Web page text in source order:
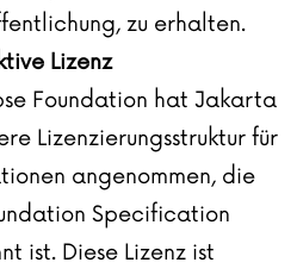
zu erhalten.
Lizenz
Foundation hat Jakarta
Lizenzierungsstruktur für
angenommen, die
Specification
ist. Diese Lizenz ist